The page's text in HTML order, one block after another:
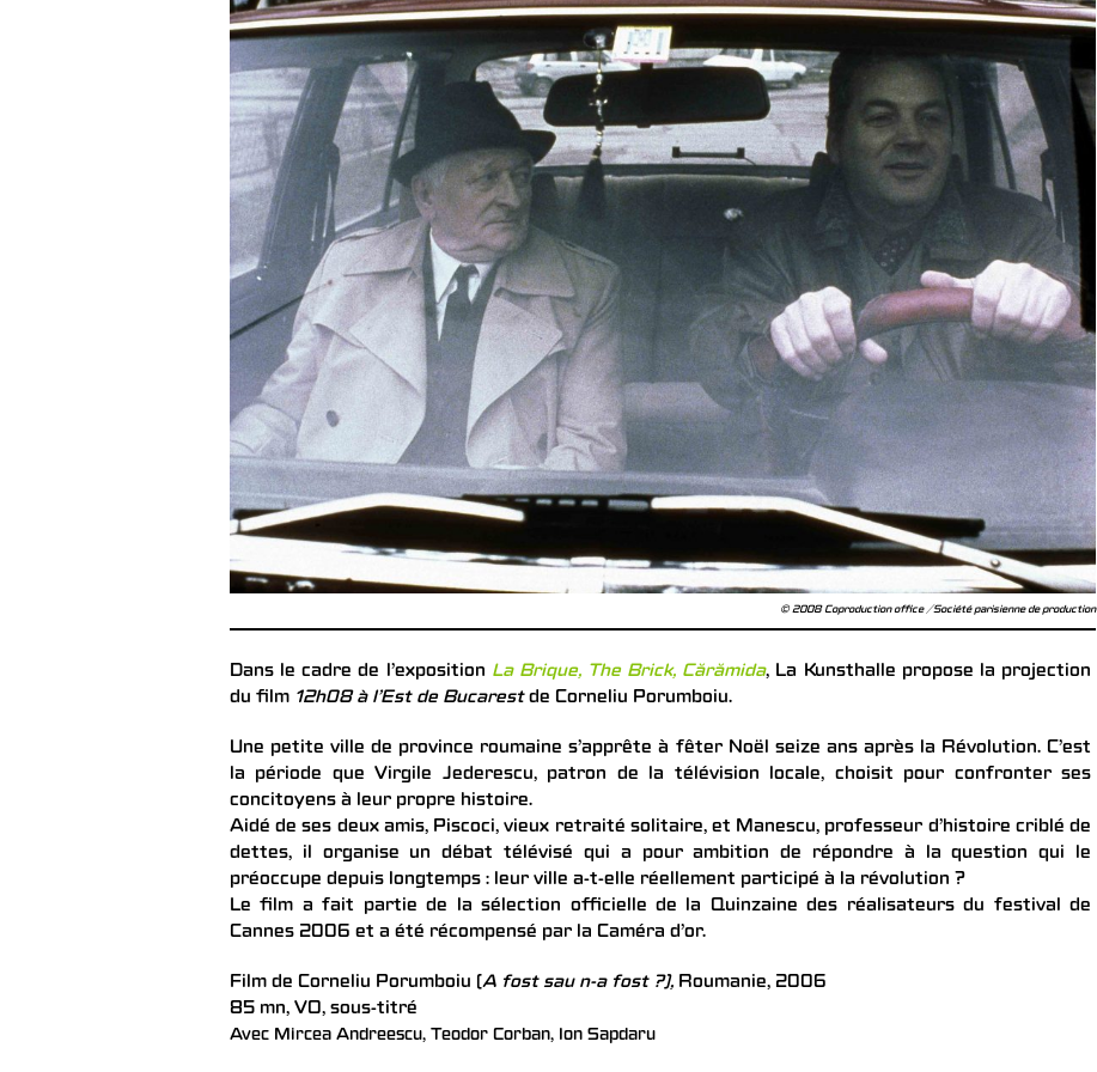
© 2008 Coproduction office / Société parisienne de production
Dans le cadre de l’exposition La Brique, The Brick, Cărămida, La Kunsthalle propose la projection
du film 12h08 à l’Est de Bucarestde Corneliu Porumboiu.
Une petite ville de province roumaine s’apprête à fêter Noël seize ans après la Révolution. C’est
la période que Virgile Jederescu, patron de la télévision locale, choisit pour confronter ses
concitoyens à leur propre histoire.
Aidé de ses deux amis, Piscoci, vieux retraité solitaire, et Manescu, professeur d’histoire criblé de
dettes, il organise un débat télévisé qui a pour ambition de répondre à la question qui le
préoccupe depuis longtemps : leur ville a-t-elle réellement participé à la révolution ?
Le film a fait partie de la sélection officielle de la Quinzaine des réalisateurs du festival de
Cannes 2006 et a été récompensé par la Caméra d’or.
Film de Corneliu Porumboiu (A fost sau n-a fost ?), Roumanie, 2006
85 mn, VO, sous-titré
Avec Mircea Andreescu, Teodor Corban, Ion Sapdaru